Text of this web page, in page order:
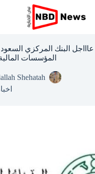
إلى
المحتوى
عاااجل البنك المركزي
المؤسسات
Shehatah